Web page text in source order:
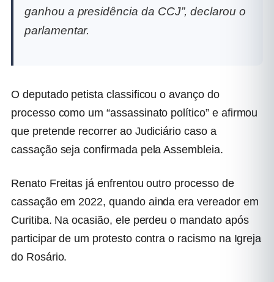
ganhou a presidência da CCJ”, declarou o
parlamentar.
O deputado petista classificou o avanço do
processo como um “assassinato político” e afirmou
que pretende recorrer ao Judiciário caso a
cassação seja confirmada pela Assembleia.
Renato Freitas já enfrentou outro processo de
cassação em 2022, quando ainda era vereador em
Curitiba. Na ocasião, ele perdeu o mandato após
participar de um protesto contra o racismo na Igreja
do Rosário.